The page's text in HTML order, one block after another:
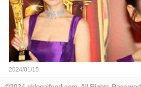
2024/01/15